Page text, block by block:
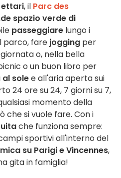
ettari, il Parc des
spazio verde di
passeggiare lungo i
parco, fare jogging per
o, nella bella
o un buon libro per
solee all'aria aperta sui
24 ore su 24, 7 giorni su 7,
momento della
che si vuole fare. Con i
che funziona sempre:
sportivi all'interno del
su Parigi e Vincennes,
gita in famiglia!